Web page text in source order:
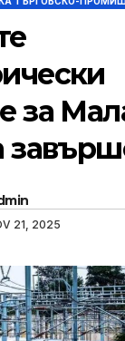
за
21, 2025